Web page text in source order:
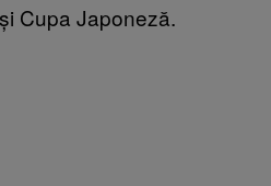
Cupa Japoneză.